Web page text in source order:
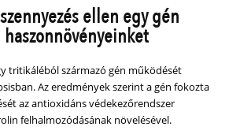
ellen egy gén
tritikáléból származó gén működését
Az eredmények szerint a gén fokozta
az antioxidáns védekezőrendszer
felhalmozódásának növelésével.